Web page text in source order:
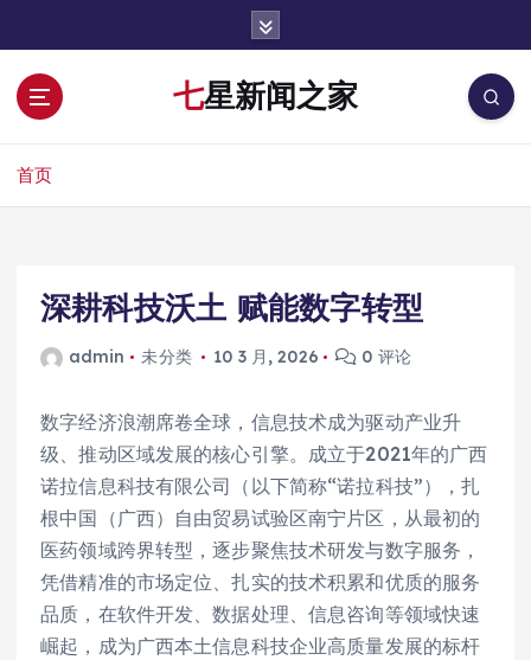
七星新闻之家
首页
深耕科技沃土 赋能数字转型
admin 未分类 10 3 月, 2026 0 评论
数字经济浪潮席卷全球，信息技术成为驱动产业升
级、推动区域发展的核心引擎。成立于2021年的广西
诺拉信息科技有限公司（以下简称“诺拉科技”），扎
根中国（广西）自由贸易试验区南宁片区，从最初的
医药领域跨界转型，逐步聚焦技术研发与数字服务，
凭借精准的市场定位、扎实的技术积累和优质的服务
品质，在软件开发、数据处理、信息咨询等领域快速
崛起，成为广西本土信息科技企业高质量发展的标杆